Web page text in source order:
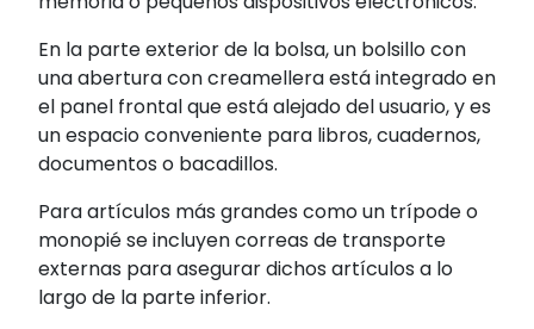
En la parte exterior de la bolsa, un bolsillo con
una abertura con creamellera está integrado en
el panel frontal que está alejado del usuario, y es
un espacio conveniente para libros, cuadernos,
documentos o bacadillos.
Para artículos más grandes como un trípode o
monopié se incluyen correas de transporte
externas para asegurar dichos artículos a lo
largo de la parte inferior.